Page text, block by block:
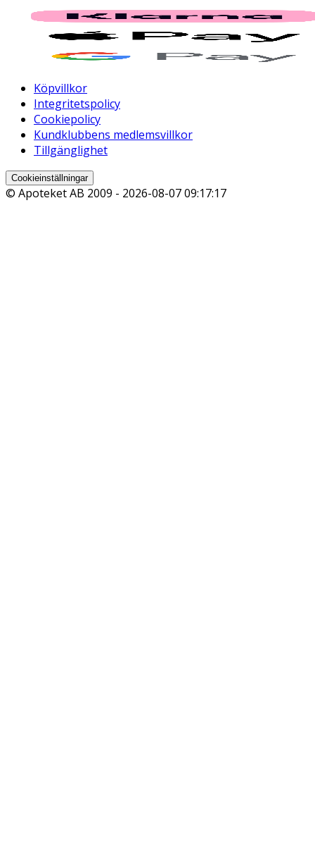
Köpvillkor
Integritetspolicy
Cookiepolicy
Kundklubbens medlemsvillkor
Tillgänglighet
Cookieinställningar
© Apoteket AB 2009 - 2026-08-07 09:17:17